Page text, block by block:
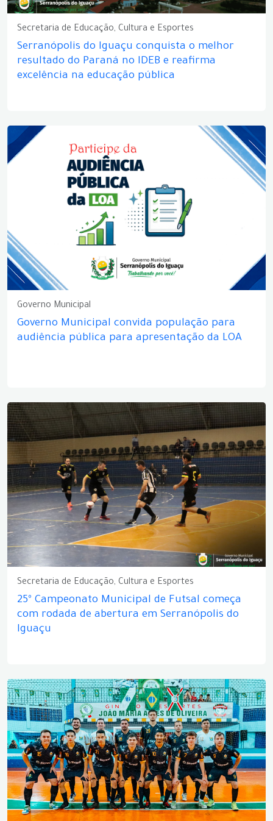
Secretaria de Educação, Cultura e Esportes
Serranópolis do Iguaçu conquista o melhor
resultado do Paraná no IDEB e reafirma
excelência na educação pública
Governo Municipal
Governo Municipal convida população para
audiência pública para apresentação da LOA
Secretaria de Educação, Cultura e Esportes
25º Campeonato Municipal de Futsal começa
com rodada de abertura em Serranópolis do
Iguaçu